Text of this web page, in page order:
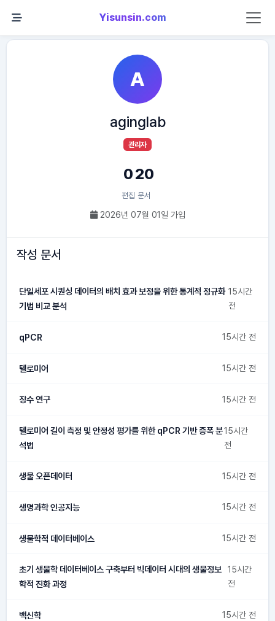
Yisunsin.com
A
aginglab
관리자
0
편집
20
문서
2026년 07월 01일 가입
작성 문서
단일세포 시퀀싱 데이터의 배치 효과 보정을 위한 통계적 정규화
기법 비교 분석
15시간
전
qPCR 15시간 전
텔로미어 15시간 전
장수 연구 15시간 전
텔로미어 길이 측정 및 안정성 평가를 위한 qPCR 기반 증폭 분
석법
15시간
전
생물 오픈데이터 15시간 전
생명과학 인공지능 15시간 전
생물학적 데이터베이스 15시간 전
초기 생물학 데이터베이스 구축부터 빅데이터 시대의 생물정보
학적 진화 과정
15시간
전
백신학 15시간 전